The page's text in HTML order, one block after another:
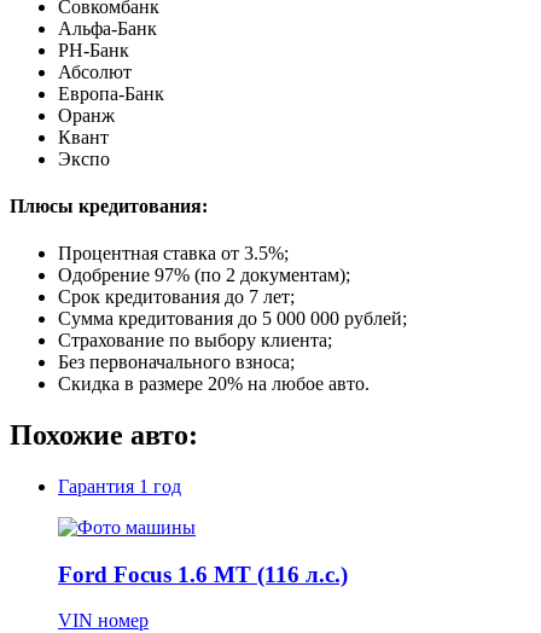
Совкомбанк
Альфа-Банк
РН-Банк
Абсолют
Европа-Банк
Оранж
Квант
Экспо
Плюсы кредитования:
Процентная ставка от 3.5%;
Одобрение 97% (по 2 документам);
Срок кредитования до 7 лет;
Сумма кредитования до 5 000 000 рублей;
Страхование по выбору клиента;
Без первоначального взноса;
Скидка в размере 20% на любое авто.
Похожие авто:
Гарантия 1 год
Ford Focus 1.6 MT (116 л.с.)
VIN номер